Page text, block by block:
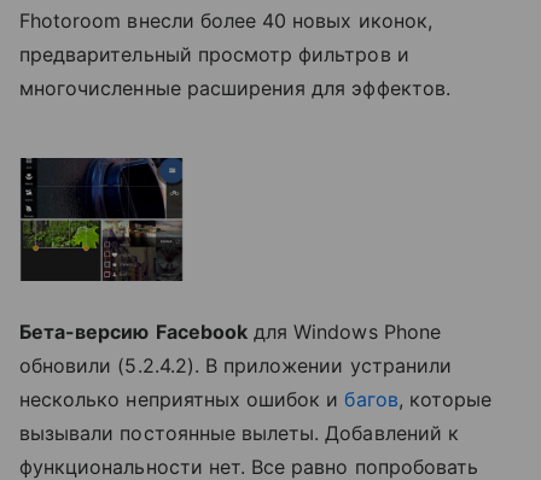
Fhotoroom внесли более 40 новых иконок,
предварительный просмотр фильтров и
многочисленные расширения для эффектов.
Бета-версию Facebookдля Windows Phone
обновили (5.2.4.2). В приложении устранили
несколько неприятных ошибок ибагов, которые
вызывали постоянные вылеты. Добавлений к
функциональности нет. Все равно попробовать